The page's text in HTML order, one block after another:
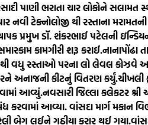
પાણી ભરાતા ચાર લોકોને સલામત
નવી ટેક્નોલોજી થી રસ્તાના
પ્રમુખ ડૉ. શંકરભાઈ પટેલની
કામગીરી શરૂ કરાઈ.નાનાપોંઢા
થી વધુ રસ્તાઓ પરના લો લેવલ
અનાજની કીટનું વિતરણ કર્યું.ચીખલી
આવ્યું.નવસારી જિલ્લા કલેકટર
આવ્યા. વાંસદા માર્ગ મકાન
બેગ લઈને ગઠીયા કરાર થઈ ગયા.